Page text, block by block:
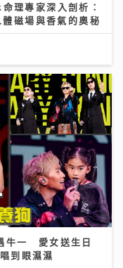
理專家深入剖析：
磁場與香氣的奧秘
牛一 愛女送生日
到眼濕濕